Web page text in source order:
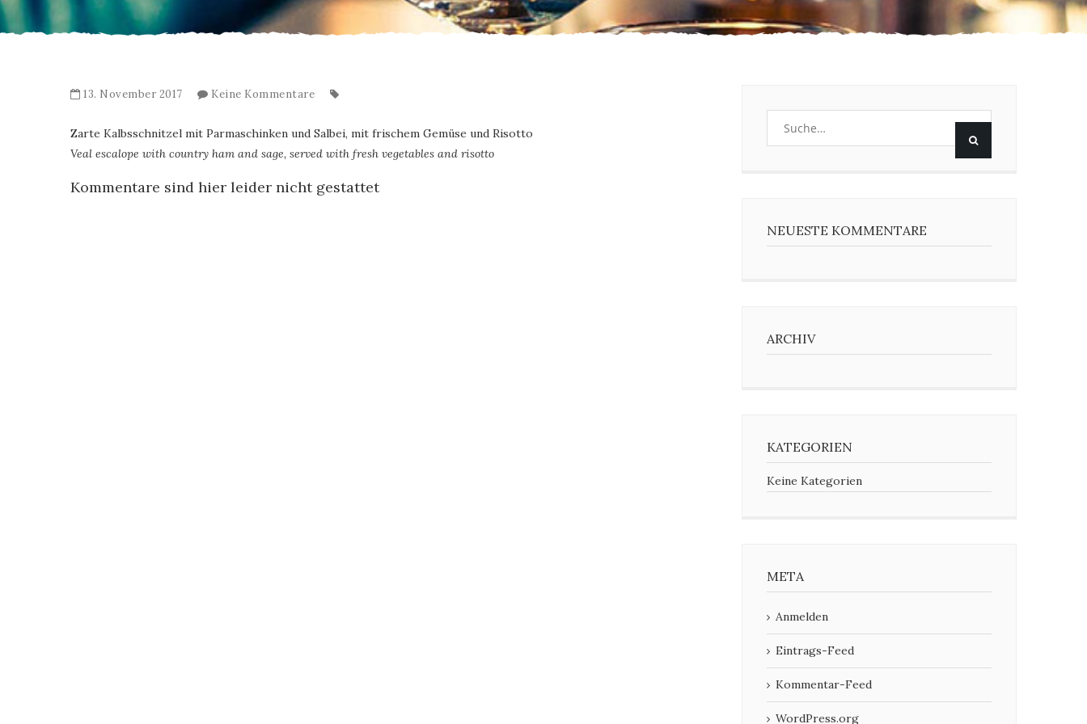
13. November 2017 Keine Kommentare
Zarte Kalbsschnitzel mit Parmaschinken und Salbei, mit frischem Gemüse und Risotto
Veal escalope with country ham and sage, served with fresh vegetables and risotto
Kommentare sind hier leider nicht gestattet
NEUESTE KOMMENTARE
ARCHIV
KATEGORIEN
Keine Kategorien
META
Anmelden
Eintrags-Feed
Kommentar-Feed
WordPress.org